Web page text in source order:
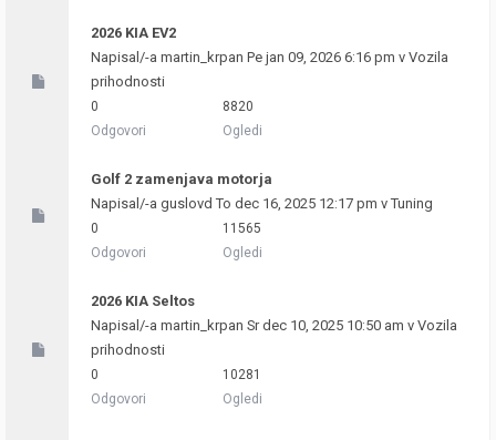
2026 KIA EV2
Napisal/-a martin_krpan Pe jan 09, 2026 6:16 pm v Vozila
prihodnosti
0
Odgovori
8820
Ogledi
Golf 2 zamenjava motorja
Napisal/-a guslovd To dec 16, 2025 12:17 pm vTuning
0
Odgovori
11565
Ogledi
2026 KIA Seltos
Napisal/-a martin_krpan Sr dec 10, 2025 10:50 am v Vozila
prihodnosti
0
Odgovori
10281
Ogledi